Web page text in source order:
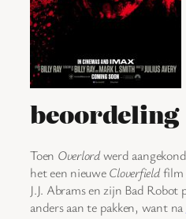
beoordeling
Toen Overlordwerd
het een nieuweCloverfieldfilm
J.J. Abrams en zijn Bad
anders aan te pakken, want na